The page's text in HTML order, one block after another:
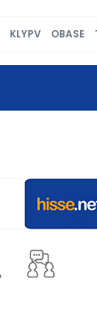
KLYPV OBASE